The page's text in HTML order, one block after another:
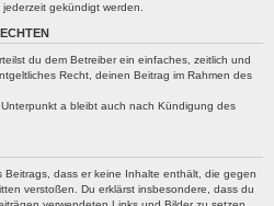
gekündigt werden.
du dem Betreiber ein einfaches, zeitlich und
Recht, deinen Beitrag im Rahmen des
a bleibt auch nach Kündigung des
Beitrags, dass er keine Inhalte enthält, die gegen
verstoßen. Du erklärst insbesondere, dass du